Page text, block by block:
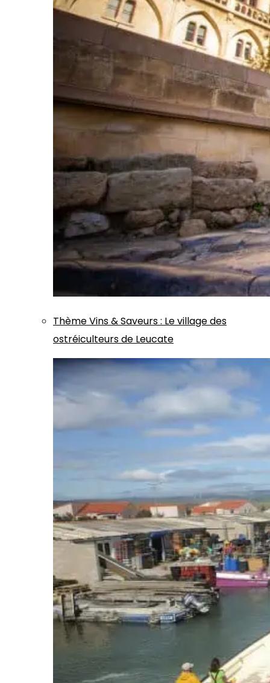
ThèmeVins & Saveurs: Le village des
ostréiculteurs de Leucate